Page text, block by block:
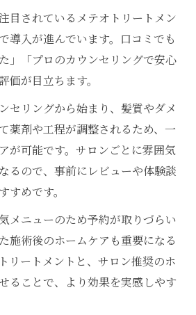
トメントでまとまり髪をキー
立つメテオトリートメントの
になるメテオトリートメント
目されているメテオトリートメン
導入が進んでいます。口コミでも
」「プロのカウンセリングで安心
価が目立ちます。
セリングから始まり、髪質やダメ
薬剤や工程が調整されるため、一
が可能です。サロンごとに雰囲気
るので、事前にレビューや体験談
すめです。
メニューのため予約が取りづらい
施術後のホームケアも重要になる
リートメントと、サロン推奨のホ
ることで、より効果を実感しやす